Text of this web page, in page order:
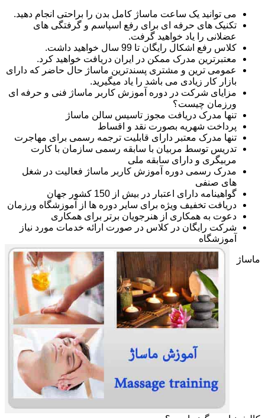
می توانید یک ساعت ماساژ کامل بدن را براحتی انجام دهید.
تکنیک های حرفه ای برای رفع اسپاسم و گرفتگی های
عضلانی را یاد خواهید گرفت.
کلاس رفع اشکال رایگان تا 99 سال خواهید داشت.
معتبرترین مدرک ممکن در ایران دریافت خواهید کرد.
عمومی ترین و مشتری پسندترین ماساژ حال حاضر که دارای
بازار کار زیادی می باشد را یاد میگیرید.
مزایای شرکت در دوره آموزش کاربر ماساژ فنی و حرفه ای
ورزمان چیست؟
تنها مدرک دریافت مجوز تاسیس سالن ماساژ
پرداخت شهریه بصورت نقد و اقساط
تنها مدرک معتبر دارای قابلیت ترجمه رسمی برای مهاجرت
تدریس توسط مربیان با سابقه رسمی سازمان با کارت
مربیگری و دارای سابقه ملی
مدرک رسمی دوره آموزش کاربر ماساژ فعالیت در شغل
های صنفی
گواهینامه دارای اعتبار در بیش از 150 کشور جهان
دریافت تخفیف ویژه برای سایر دوره ها از آموزشگاه ورزمان
دعوت به همکاری از هنرجویان برتر برای همکاری
شرکت رایگان در کلاس در صورت ارائه خدمات مورد نیاز
آموزشگاه
ماساژ